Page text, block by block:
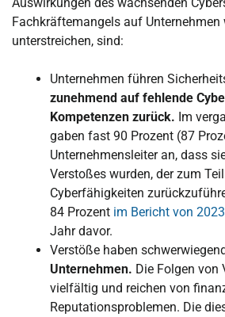
Fachkräftemangels auf Unternehmen
unterstreichen, sind:
Unternehmen führen
zunehmend auf fehlende
Kompetenzen zurück. Im
gaben fast 90 Prozent (87
Unternehmensleiter an, dass
Verstoßes wurden, der zum
Cyberfähigkeiten
84 Prozent im Bericht von 2023
Jahr davor.
Verstöße haben
Unternehmen. Die Folgen von
vielfältig und reichen von
Reputationsproblemen. Die